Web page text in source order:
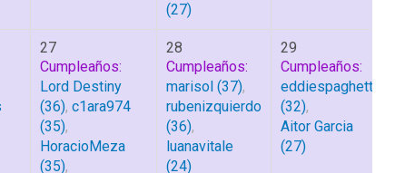
(27)
27
Cumpleaños:
Lord Destiny
(36), c1ara974
(35),
HoracioMeza
(35),
28
Cumpleaños:
marisol (37),
rubenizquierdo
(36),
luanavitale
(24)
29
Cumpleaños:
eddiespaghetti
(32),
Aitor Garcia
(27)